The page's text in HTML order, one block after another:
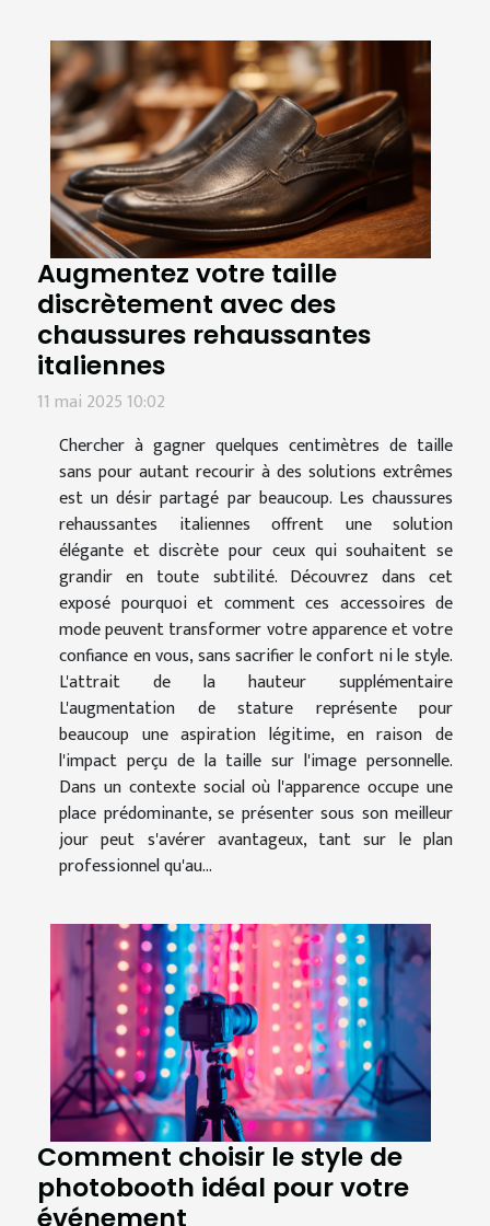
Augmentez votre taille
discrètement avec des
chaussures rehaussantes
italiennes
11 mai 2025 10:02
Chercher à gagner quelques centimètres de taille
sans pour autant recourir à des solutions extrêmes
est un désir partagé par beaucoup. Les chaussures
rehaussantes italiennes offrent une solution
élégante et discrète pour ceux qui souhaitent se
grandir en toute subtilité. Découvrez dans cet
exposé pourquoi et comment ces accessoires de
mode peuvent transformer votre apparence et votre
confiance en vous, sans sacrifier le confort ni le style.
L'attrait de la hauteur supplémentaire
L'augmentation de stature représente pour
beaucoup une aspiration légitime, en raison de
l'impact perçu de la taille sur l'image personnelle.
Dans un contexte social où l'apparence occupe une
place prédominante, se présenter sous son meilleur
jour peut s'avérer avantageux, tant sur le plan
professionnel qu'au...
Comment choisir le style de
photobooth idéal pour votre
événement